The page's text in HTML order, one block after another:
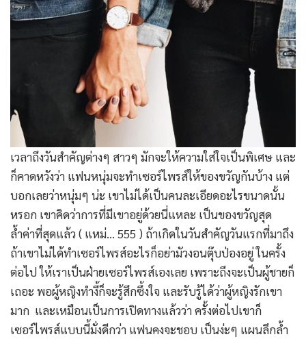
เวลาถึงวันสำคัญต่างๆ สาวๆ มักจะให้ความใส่ใจเป็นพิเศษ และ
ก็คาดหวังว่า แฟนหนุ่มจะทำเซอร์ไพรส์ให้ของขวัญกันบ้าง แต่
บอกเลยว่าหนุ่มๆ น่ะ เขาไม่ได้เป็นคนละเอียดอะไรขนาดนั้น
หรอก เขาคิดว่าการที่มีเขาอยู่ด้วยนี่แหละ เป็นของขวัญสุด
ล้ำค่าที่สุดแล้ว ( แหม่… 555 ) ถ้าเกิดในวันสำคัญวันแรกที่มาถึง
ถ้าเขาไม่ได้ทำเซอร์ไพรส์อะไรก็อย่ามัวงอนตุ๊บป่องอยู่ ในครั้ง
ต่อไป ให้เราเป็นฝ่ายเซอร์ไพรส์เองเลย เพราะถึงจะเป็นผู้ชายก็
เถอะ พอผู้หญิงทำงี้ก็จะรู้สึกซึ้งใจ และรับรู้ได้ว่าผู้หญิงรักเขา
มาก และเหมือนเป็นการเปิดทางแล้วว่า ครั้งต่อไปเขาก็
เซอร์ไพรส์แบบนี้มั่งดีกว่า แฟนคงจะชอบ เป็นง่ะๆ แผนลึกล้ำ